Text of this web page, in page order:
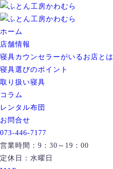
ホーム
店舗情報
寝具カウンセラーがいるお店とは
寝具選びのポイント
取り扱い寝具
コラム
レンタル布団
お問合せ
073-446-7177
営業時間：9：30～19：00
定休日：水曜日